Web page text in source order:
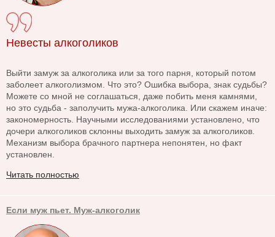
Невесты алкоголиков
Выйти замуж за алкоголика или за того парня, который потом
заболеет алкоголизмом. Что это? Ошибка выбора, знак судьбы?
Можете со мной не соглашаться, даже побить меня камнями,
но это судьба - заполучить мужа-алкоголика. Или скажем иначе:
закономерность. Научными исследованиями установлено, что
дочери алкоголиков склонны выходить замуж за алкоголиков.
Механизм выбора брачного партнера непонятен, но факт
установлен.
Читать полностью
Если муж пьет. Муж-алкоголик